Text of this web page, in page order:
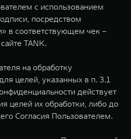
с использованием
посредством
в соответствующем чек –
TANK.
на обработку
целей, указанных в п. 3.1
действует
целей их обработки, либо до
Согласия Пользователем.